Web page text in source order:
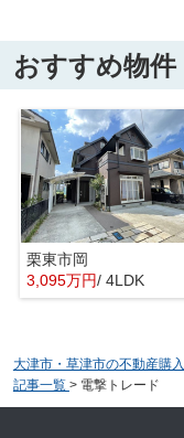
おすすめ物件
栗東市岡
3,095万円/ 4LDK
大津市・草津市の不動産購
記事一覧 > 電撃トレード